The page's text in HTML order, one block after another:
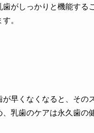
がしっかりと機能する
。
早くなくなると、その
乳歯のケアは永久歯の